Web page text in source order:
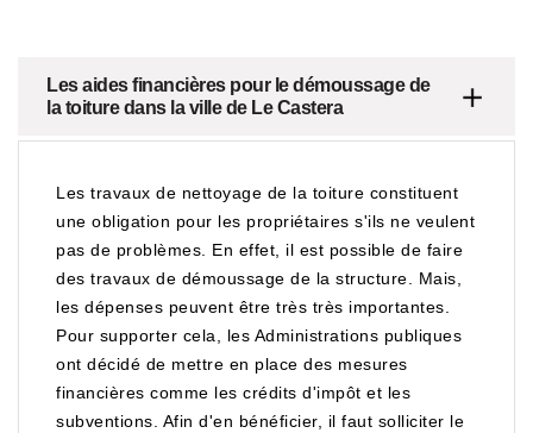
Les aides financières pour le démoussage de
la toiture dans la ville de Le Castera
Les travaux de nettoyage de la toiture constituent
une obligation pour les propriétaires s'ils ne veulent
pas de problèmes. En effet, il est possible de faire
des travaux de démoussage de la structure. Mais,
les dépenses peuvent être très très importantes.
Pour supporter cela, les Administrations publiques
ont décidé de mettre en place des mesures
financières comme les crédits d'impôt et les
subventions. Afin d'en bénéficier, il faut solliciter le